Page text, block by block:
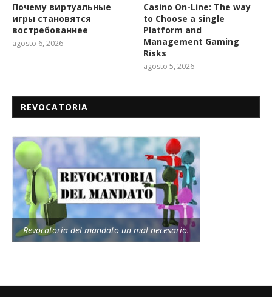
Почему виртуальные
игры становятся
востребованнее
agosto 6, 2026
Casino On-Line: The way
to Choose a single
Platform and
Management Gaming
Risks
agosto 5, 2026
REVOCATORIA
Revocatoria del mandato un mal necesario.